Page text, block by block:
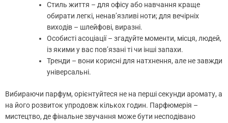
Стиль життя – для офісу або навчання краще
обирати легкі, ненав’язливі ноти; для вечірніх
виходів – шлейфові, виразні.
Особисті асоціації – згадуйте моменти, місця, людей,
із якими у вас пов’язані ті чи інші запахи.
Тренди – вони корисні для натхнення, але не завжди
універсальні.
Вибираючи парфум, орієнтуйтеся не на перші секунди аромату, а
на його розвиток упродовж кількох годин. Парфюмерія –
мистецтво, де фінальне звучання може бути несподівано